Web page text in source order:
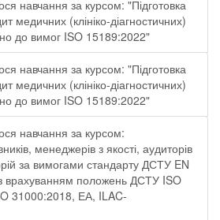
навчання за курсом: "Підготовка
медичних (клініко-діагностичних)
до вимог ISO 15189:2022"
навчання за курсом: "Підготовка
медичних (клініко-діагностичних)
до вимог ISO 15189:2022"
навчання за курсом:
менеджерів з якості, аудиторів
за вимогами стандарту ДСТУ EN
врахуванням положень ДСТУ ISO
31000:2018, ЕА, ILAC-